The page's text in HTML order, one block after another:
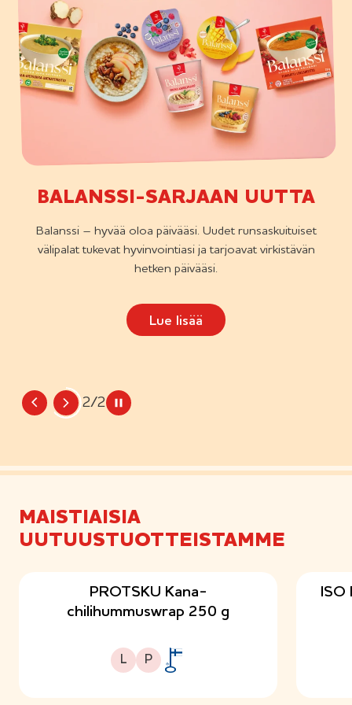
BALANSSI-SARJAAN UUTTA
Balanssi – hyvää oloa päivääsi. Uudet runsaskuituiset
välipalat tukevat hyvinvointiasi ja tarjoavat virkistävän
hetken päivääsi.
Lue lisää
2/2
o
f
2
MAISTIAISIA
UUTUUSTUOTTEISTAMME
PROTSKU Kana-
chilihummuswrap 250 g
L
Laktoositon P
Proteiinipitoinen
A